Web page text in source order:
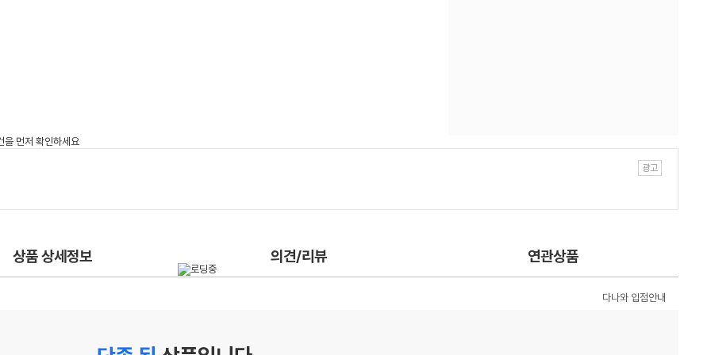
상품 상세정보 의견/리뷰 연관상품
다나와 입점안내